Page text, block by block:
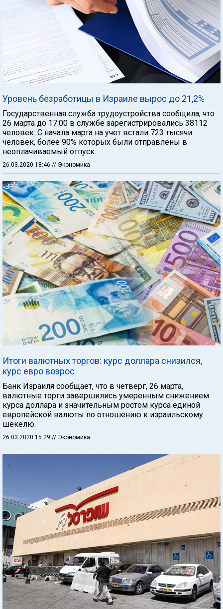
Уровень безработицы в Израиле вырос до 21,2%
Государственная служба трудоустройства сообщила, что
26 марта до 17:00 в службе зарегистрировались 38112
человек. С начала марта на учет встали 723 тысячи
человек, более 90% которых были отправлены в
неоплачиваемый отпуск.
26.03.2020 18:46 // Экономика
Итоги валютных торгов: курс доллара снизился,
курс евро возрос
Банк Израиля сообщает, что в четверг, 26 марта,
валютные торги завершились умеренным снижением
курса доллара и значительным ростом курса единой
европейской валюты по отношению к израильскому
шекелю.
26.03.2020 15:29 // Экономика